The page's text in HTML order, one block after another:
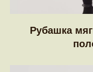
Рубашка